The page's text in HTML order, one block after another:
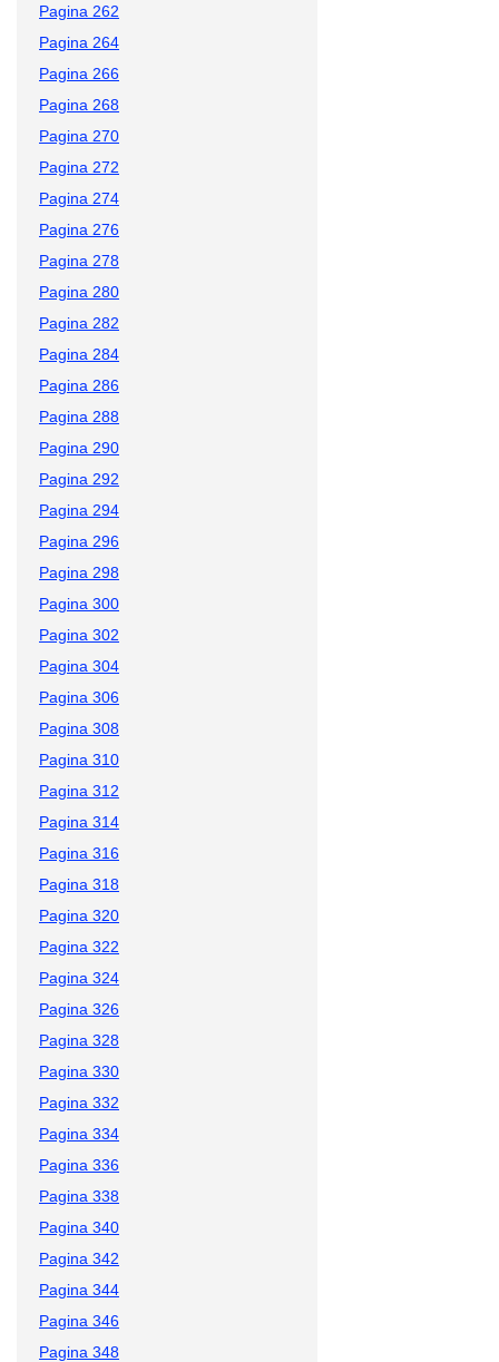
Pagina 262
Pagina 264
Pagina 266
Pagina 268
Pagina 270
Pagina 272
Pagina 274
Pagina 276
Pagina 278
Pagina 280
Pagina 282
Pagina 284
Pagina 286
Pagina 288
Pagina 290
Pagina 292
Pagina 294
Pagina 296
Pagina 298
Pagina 300
Pagina 302
Pagina 304
Pagina 306
Pagina 308
Pagina 310
Pagina 312
Pagina 314
Pagina 316
Pagina 318
Pagina 320
Pagina 322
Pagina 324
Pagina 326
Pagina 328
Pagina 330
Pagina 332
Pagina 334
Pagina 336
Pagina 338
Pagina 340
Pagina 342
Pagina 344
Pagina 346
Pagina 348